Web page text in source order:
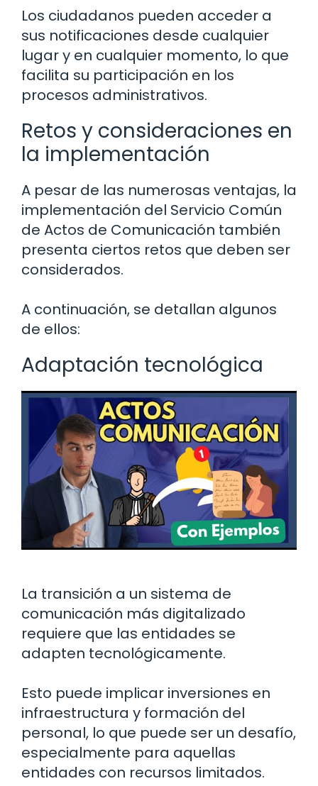
Los ciudadanos pueden acceder a
sus notificaciones desde cualquier
lugar y en cualquier momento, lo que
facilita su participación en los
procesos administrativos.
Retos y consideraciones en
la implementación
A pesar de las numerosas ventajas, la
implementación del Servicio Común
de Actos de Comunicación también
presenta ciertos retos que deben ser
considerados.
A continuación, se detallan algunos
de ellos:
Adaptación tecnológica
La transición a un sistema de
comunicación más digitalizado
requiere que las entidades se
adapten tecnológicamente.
Esto puede implicar inversiones en
infraestructura y formación del
personal, lo que puede ser un desafío,
especialmente para aquellas
entidades con recursos limitados.